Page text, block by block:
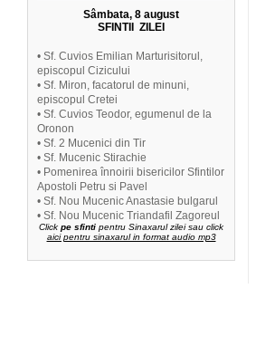
Sâmbata, 8 august
SFINTII ZILEI
• Sf. Cuvios Emilian Marturisitorul,
episcopul Cizicului
• Sf. Miron, facatorul de minuni,
episcopul Cretei
• Sf. Cuvios Teodor, egumenul de la
Oronon
• Sf. 2 Mucenici din Tir
• Sf. Mucenic Stirachie
• Pomenirea înnoirii bisericilor Sfintilor
Apostoli Petru si Pavel
• Sf. Nou Mucenic Anastasie bulgarul
• Sf. Nou Mucenic Triandafil Zagoreul
Click pe sfinti pentru Sinaxarul zilei sau click
aici pentru sinaxarul in format audio mp3